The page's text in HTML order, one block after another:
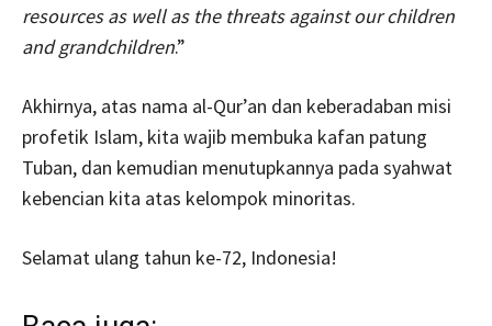
resources as well as the threats against our children
and grandchildren.”
Akhirnya, atas nama al-Qur’an dan keberadaban misi
profetik Islam, kita wajib membuka kafan patung
Tuban, dan kemudian menutupkannya pada syahwat
kebencian kita atas kelompok minoritas.
Selamat ulang tahun ke-72, Indonesia!